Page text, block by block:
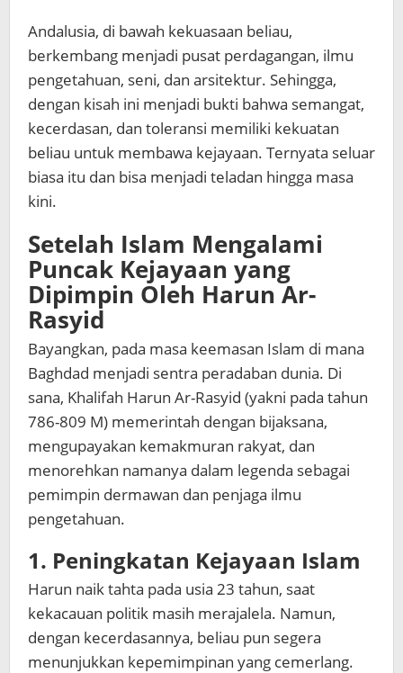
Andalusia, di bawah kekuasaan beliau,
berkembang menjadi pusat perdagangan, ilmu
pengetahuan, seni, dan arsitektur. Sehingga,
dengan kisah ini menjadi bukti bahwa semangat,
kecerdasan, dan toleransi memiliki kekuatan
beliau untuk membawa kejayaan. Ternyata seluar
biasa itu dan bisa menjadi teladan hingga masa
kini.
Setelah Islam Mengalami
Puncak Kejayaan yang
Dipimpin Oleh Harun Ar-
Rasyid
Bayangkan, pada masa keemasan Islam di mana
Baghdad menjadi sentra peradaban dunia. Di
sana, Khalifah Harun Ar-Rasyid (yakni pada tahun
786-809 M) memerintah dengan bijaksana,
mengupayakan kemakmuran rakyat, dan
menorehkan namanya dalam legenda sebagai
pemimpin dermawan dan penjaga ilmu
pengetahuan.
1. Peningkatan Kejayaan Islam
Harun naik tahta pada usia 23 tahun, saat
kekacauan politik masih merajalela. Namun,
dengan kecerdasannya, beliau pun segera
menunjukkan kepemimpinan yang cemerlang.